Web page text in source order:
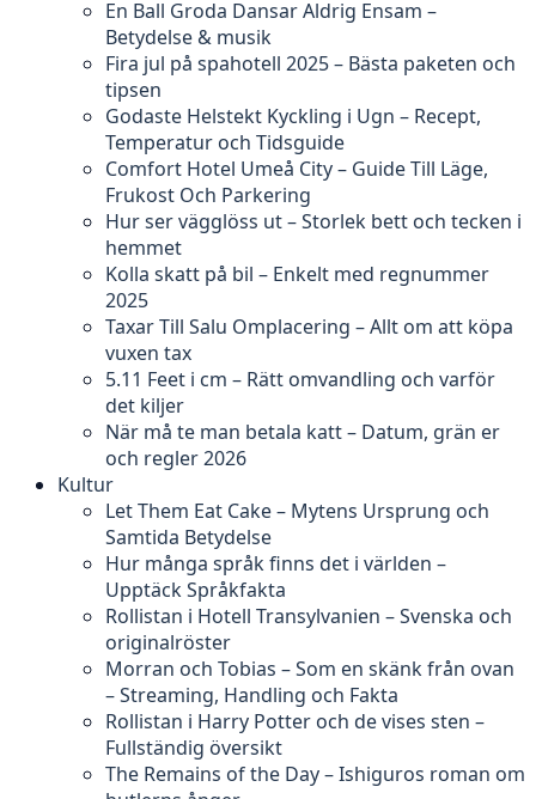
En Ball Groda Dansar Aldrig Ensam –
Betydelse & musik
Fira jul på spahotell 2025 – Bästa paketen och
tipsen
Godaste Helstekt Kyckling i Ugn – Recept,
Temperatur och Tidsguide
Comfort Hotel Umeå City – Guide Till Läge,
Frukost Och Parkering
Hur ser vägglöss ut – Storlek bett och tecken i
hemmet
Kolla skatt på bil – Enkelt med regnummer
2025
Taxar Till Salu Omplacering – Allt om att köpa
vuxen tax
5.11 Feet i cm – Rätt omvandling och varför
det kiljer
När må te man betala katt – Datum, grän er
och regler 2026
Kultur
Let Them Eat Cake – Mytens Ursprung och
Samtida Betydelse
Hur många språk finns det i världen –
Upptäck Språkfakta
Rollistan i Hotell Transylvanien – Svenska och
originalröster
Morran och Tobias – Som en skänk från ovan
– Streaming, Handling och Fakta
Rollistan i Harry Potter och de vises sten –
Fullständig översikt
The Remains of the Day – Ishiguros roman om